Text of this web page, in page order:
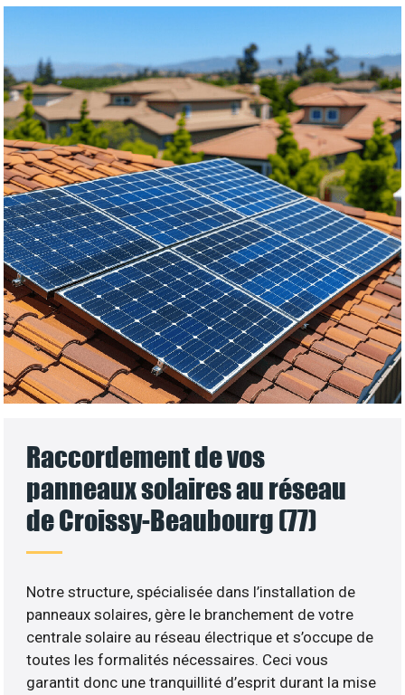
Raccordement de vos
panneaux solaires au réseau
de Croissy-Beaubourg (77)
Notre structure, spécialisée dans l’installation de
panneaux solaires, gère le branchement de votre
centrale solaire au réseau électrique et s’occupe de
toutes les formalités nécessaires. Ceci vous
garantit donc une tranquillité d’esprit durant la mise